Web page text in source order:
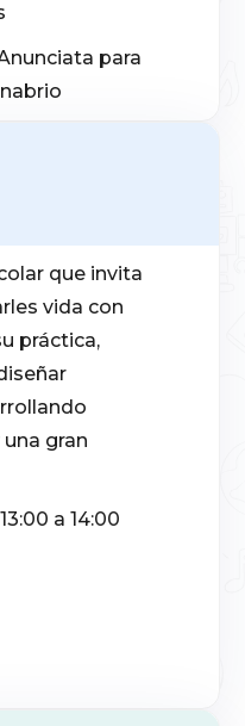
para
que invita
vida con
práctica,
gran
a 14:00